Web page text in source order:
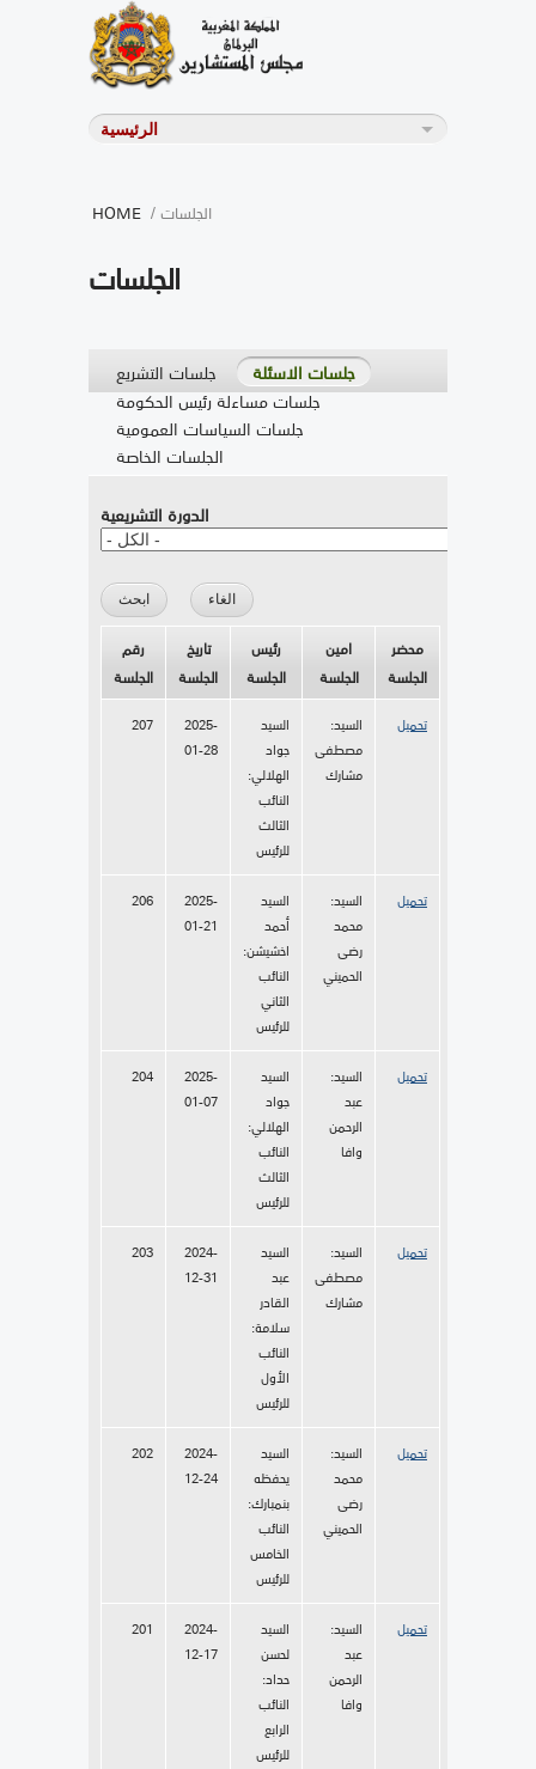
HOME / الجلسات
الجلسات
جلسات التشريع
جلسات الاسئلة
جلسات مساءلة رئيس الحكومة
جلسات السياسات العمومية
الجلسات الخاصة
الدورة التشريعية
رقم
الجلسة
تاريخ
الجلسة
رئيس
الجلسة
امين
الجلسة
محضر
الجلسة
207
2025-
01-28
السيد
جواد
الهلالي:
النائب
الثالث
للرئيس
السيد:
مصطفى
مشارك
تحميل
206
2025-
01-21
السيد
أحمد
اخشيشن:
النائب
الثاني
للرئيس
السيد:
محمد
رضى
الحميني
تحميل
204
2025-
01-07
السيد
جواد
الهلالي:
النائب
الثالث
للرئيس
السيد:
عبد
الرحمن
وافا
تحميل
203
2024-
12-31
السيد
عبد
القادر
سلامة:
النائب
الأول
للرئيس
السيد:
مصطفى
مشارك
تحميل
202
2024-
12-24
السيد
يحفظه
بنمبارك:
النائب
الخامس
للرئيس
السيد:
محمد
رضى
الحميني
تحميل
201
2024-
12-17
السيد
لحسن
حداد:
النائب
الرابع
للرئيس
السيد:
عبد
الرحمن
وافا
تحميل